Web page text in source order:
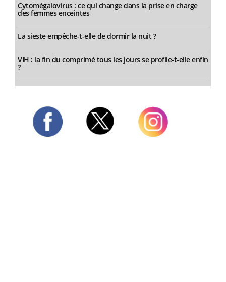
Cytomégalovirus : ce qui change dans la prise en charge
des femmes enceintes
La sieste empêche-t-elle de dormir la nuit ?
VIH : la fin du comprimé tous les jours se profile-t-elle enfin
?